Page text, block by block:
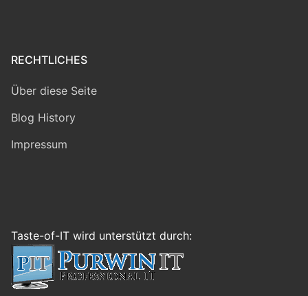
RECHTLICHES
Über diese Seite
Blog History
Impressum
Taste-of-IT wird unterstützt durch: